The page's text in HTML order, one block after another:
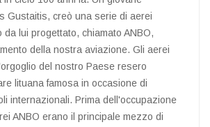
Gustaitis, creò una serie di aerei
da lui progettato, chiamato ANBO,
della nostra aviazione. Gli aerei
del nostro Paese resero
lituana famosa in occasione di
internazionali. Prima dell'occupazione
ANBO erano il principale mezzo di